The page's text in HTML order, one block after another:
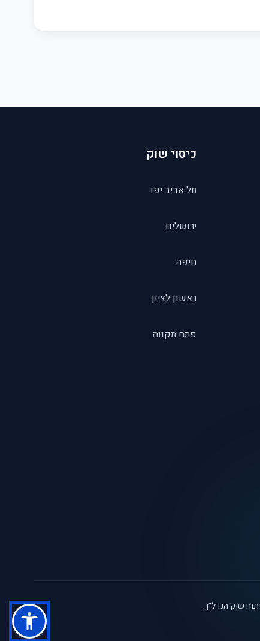
כיסוי שוק
תל אביב יפו
ירושלים
חיפה
ראשון לציון
פתח תקווה